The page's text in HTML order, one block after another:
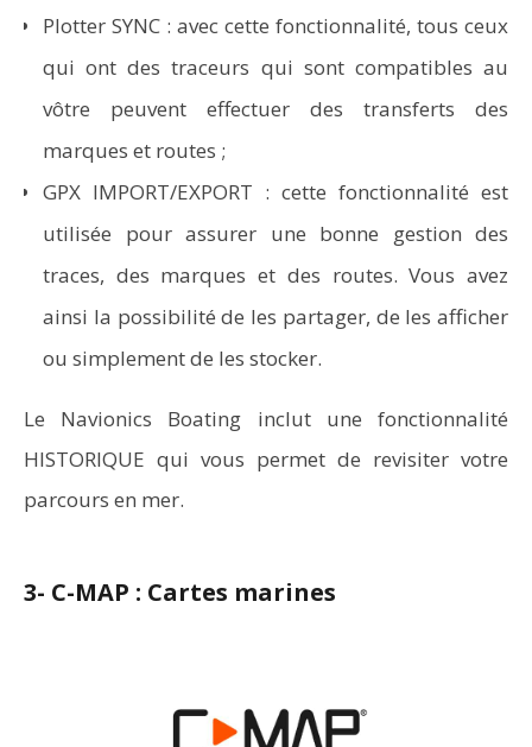
Plotter SYNC : avec cette fonctionnalité, tous ceux
qui ont des traceurs qui sont compatibles au
vôtre peuvent effectuer des transferts des
marques et routes ;
GPX IMPORT/EXPORT : cette fonctionnalité est
utilisée pour assurer une bonne gestion des
traces, des marques et des routes. Vous avez
ainsi la possibilité de les partager, de les afficher
ou simplement de les stocker.
Le Navionics Boating inclut une fonctionnalité
HISTORIQUE qui vous permet de revisiter votre
parcours en mer.
3- C-MAP : Cartes marines